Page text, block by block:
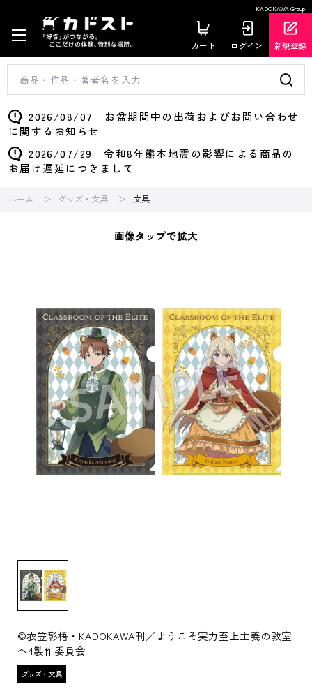
KADOKAWA Group
カート ログイン 新規登録
2026/08/07 お盆期間中の出荷およびお問い合わせ
に関するお知らせ
2026/07/29 令和8年熊本地震の影響による商品の
お届け遅延につきまして
ホーム グッズ・文具 文具
画像タップで拡大
©衣笠彰梧・KADOKAWA刊／ようこそ実力至上主義の教室
へ4製作委員会